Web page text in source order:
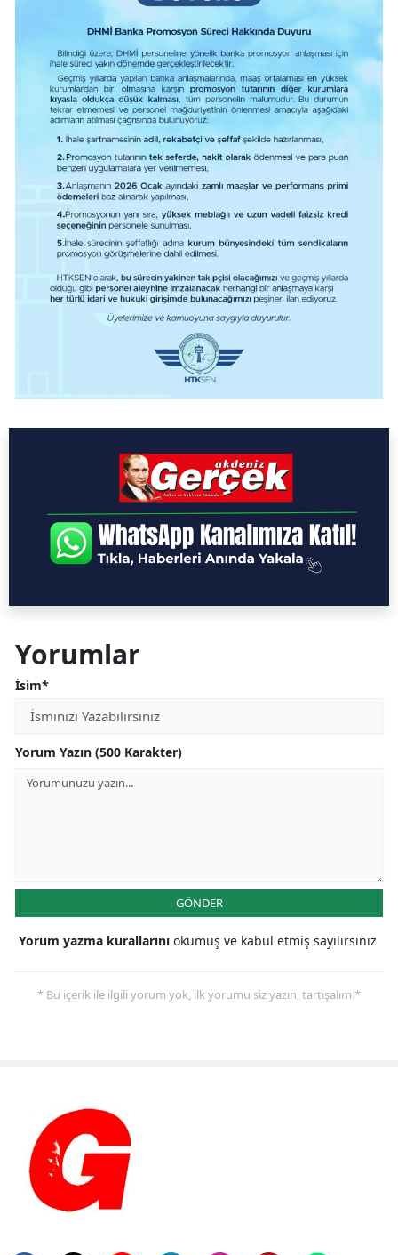
Yorumlar
İsim*
Yorum Yazın (500 Karakter)
GÖNDER
Yorum yazma kurallarını okumuş ve kabul etmiş sayılırsınız
* Bu içerik ile ilgili yorum yok, ilk yorumu siz yazın, tartışalım *